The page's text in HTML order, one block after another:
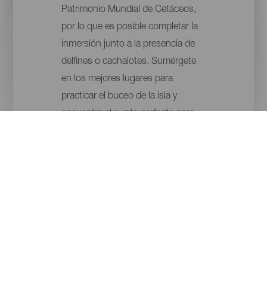
Patrimonio Mundial de Cetáceos,
por lo que es posible completar la
inmersión junto a la presencia de
delfines o cachalotes. Sumérgete
en los mejores lugares para
practicar el buceo de la isla y
encuentra el punto perfecto para